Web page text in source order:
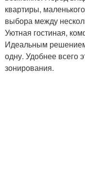
квартиры,
выбора между
Уютная гостиная,
Идеальным
одну. Удобнее всего
зонирования.